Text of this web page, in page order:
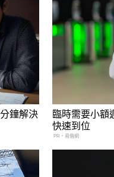
鐘解決
臨時需要小額
快速到位
PR・易借網